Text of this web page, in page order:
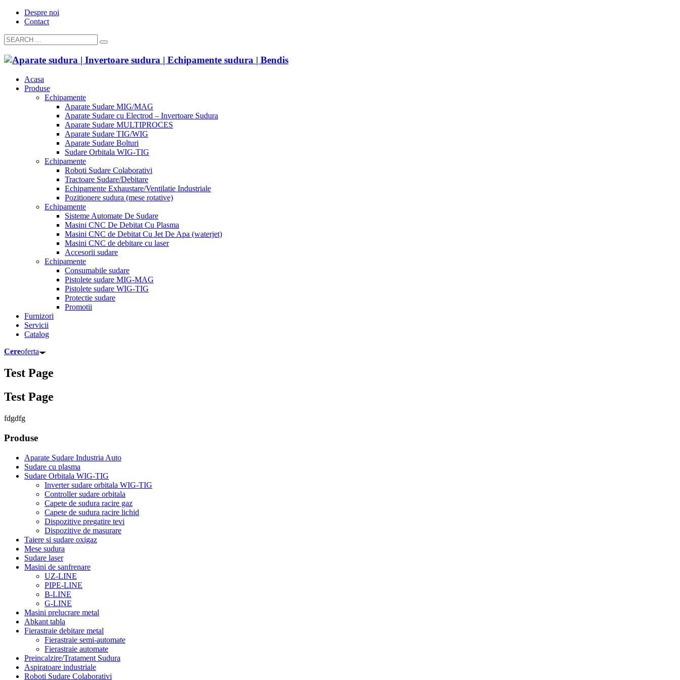
Despre noi
Contact
Acasa
Produse
Echipamente
Aparate Sudare MIG/MAG
Aparate Sudare cu Electrod – Invertoare Sudura
Aparate Sudare MULTIPROCES
Aparate Sudare TIG/WIG
Aparate Sudare Bolturi
Sudare Orbitala WIG-TIG
Echipamente
Roboti Sudare Colaborativi
Tractoare Sudare/Debitare
Echipamente Exhaustare/Ventilatie Industriale
Pozitionere sudura (mese rotative)
Echipamente
Sisteme Automate De Sudare
Masini CNC De Debitat Cu Plasma
Masini CNC de Debitat Cu Jet De Apa (waterjet)
Masini CNC de debitare cu laser
Accesorii sudare
Echipamente
Consumabile sudare
Pistolete sudare MIG-MAG
Pistolete sudare WIG-TIG
Protectie sudare
Promotii
Furnizori
Servicii
Catalog
Cereoferta
Test Page
Test Page
fdgdfg
Produse
Aparate Sudare Industria Auto
Sudare cu plasma
Sudare Orbitala WIG-TIG
Inverter sudare orbitala WIG-TIG
Controller sudare orbitala
Capete de sudura racire gaz
Capete de sudura racire lichid
Dispozitive pregatire tevi
Dispozitive de masurare
Taiere si sudare oxigaz
Mese sudura
Sudare laser
Masini de sanfrenare
UZ-LINE
PIPE-LINE
B-LINE
G-LINE
Masini prelucrare metal
Abkant tabla
Fierastraie debitare metal
Fierastraie semi-automate
Fierastraie automate
Preincalzire/Tratament Sudura
Aspiratoare industriale
Roboti Sudare Colaborativi